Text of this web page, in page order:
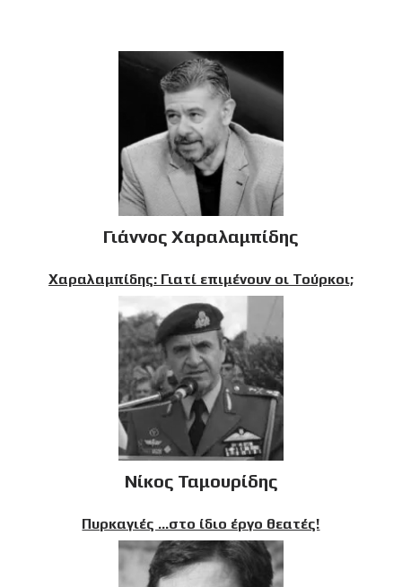
Γιάννος Χαραλαμπίδης
Χαραλαμπίδης: Γιατί επιμένουν οι Τούρκοι;
Νίκος Ταμουρίδης
Πυρκαγιές …στο ίδιο έργο θεατές!